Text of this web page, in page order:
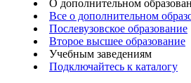
О дополнительном
Все о дополнительном
Послевузовское образование
Второе высшее образование
Учебным заведениям
Подключайтесь к каталогу